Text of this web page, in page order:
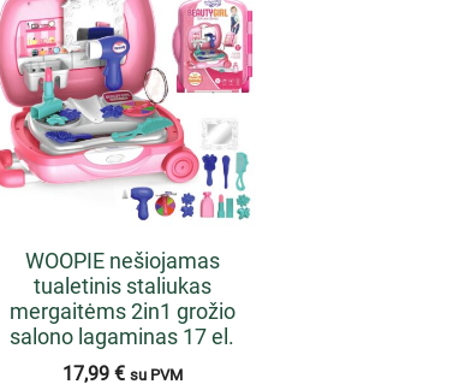
WOOPIE nešiojamas
tualetinis staliukas
mergaitėms 2in1 grožio
salono lagaminas 17 el.
17,99 € su PVM